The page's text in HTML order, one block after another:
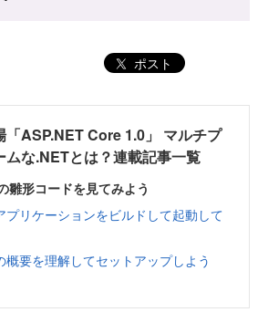
ポスト
「ASP.NET Core 1.0」 マルチプ
ムな.NETとは？連載記事一覧
雛形コードを見てみよう
プリケーションをビルドして起動して
概要を理解してセットアップしよう